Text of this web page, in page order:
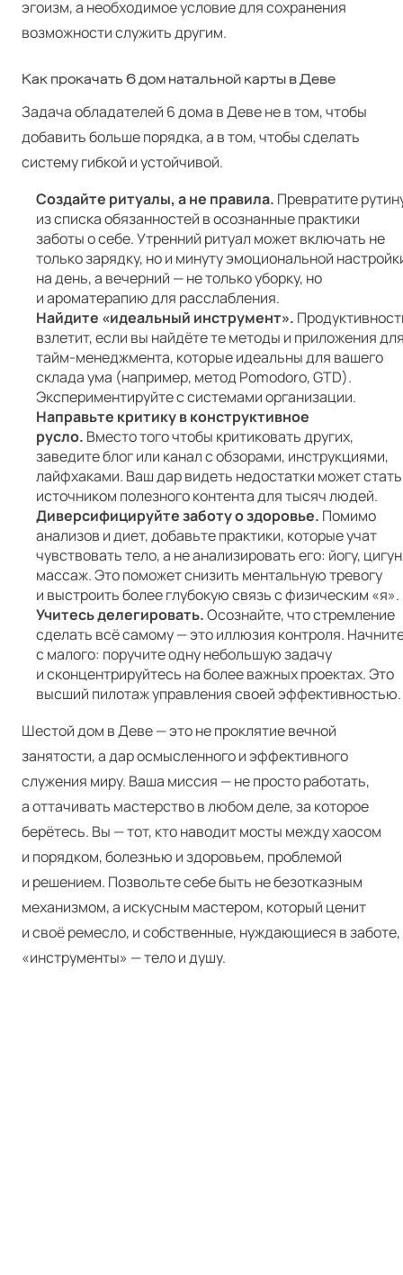
эгоизм, а необходимое условие для сохранения
возможности служить другим.
Как прокачать 6 дом натальной карты в Деве
Задача обладателей 6 дома в Деве не в том, чтобы
добавить больше порядка, а в том, чтобы сделать
систему гибкой и устойчивой.
Создайте ритуалы, а не правила. Превратите
из списка обязанностей в осознанные практики
заботы о себе. Утренний ритуал может включать не
только зарядку, но и минуту эмоциональной
на день, а вечерний — не только уборку, но
и ароматерапию для расслабления.
Найдите «идеальный инструмент».
взлетит, если вы найдёте те методы и приложения
тайм-менеджмента, которые идеальны для вашего
склада ума (например, метод Pomodoro, GTD).
Экспериментируйте с системами организации.
Направьте критику в конструктивное
русло. Вместо того чтобы критиковать других,
заведите блог или канал с обзорами, инструкциями,
лайфхаками. Ваш дар видеть недостатки может стать
источником полезного контента для тысяч людей.
Диверсифицируйте заботу о здоровье. Помимо
анализов и диет, добавьте практики, которые учат
чувствовать тело, а не анализировать его: йогу,
массаж. Это поможет снизить ментальную тревогу
и выстроить более глубокую связь с физическим «я».
Учитесь делегировать.Осознайте, что стремление
сделать всё самому — это иллюзия контроля.
с малого: поручите одну небольшую задачу
и сконцентрируйтесь на более важных проектах. Это
высший пилотаж управления своей эффективностью.
Шестой дом в Деве — это не проклятие вечной
занятости, а дар осмысленного и эффективного
служения миру. Ваша миссия — не просто работать,
а оттачивать мастерство в любом деле, за которое
берётесь. Вы — тот, кто наводит мосты между хаосом
и порядком, болезнью и здоровьем, проблемой
и решением. Позвольте себе быть не безотказным
механизмом, а искусным мастером, который ценит
и своё ремесло, и собственные, нуждающиеся в заботе,
«инструменты» — тело и душу.